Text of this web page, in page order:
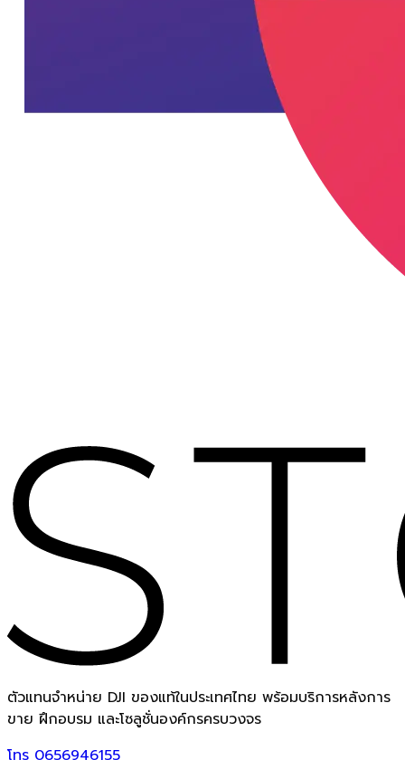
ตัวแทนจำหน่าย DJI ของแท้ในประเทศไทย พร้อมบริการหลังการ
ขาย ฝึกอบรม และโซลูชั่นองค์กรครบวงจร
โทร0656946155